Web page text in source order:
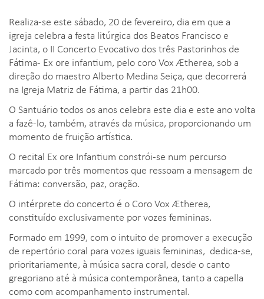
Realiza-se este sábado, 20 de fevereiro, dia em que a
igreja celebra a festa litúrgica dos Beatos Francisco e
Jacinta, o II Concerto Evocativo dos três Pastorinhos de
Fátima- Ex ore infantium, pelo coro Vox Ætherea, sob a
direção do maestro Alberto Medina Seiça, que decorrerá
na Igreja Matriz de Fátima, a partir das 21h00.
O Santuário todos os anos celebra este dia e este ano volta
a fazê-lo, também, através da música, proporcionando um
momento de fruição artística.
O recital Ex ore Infantium constrói-se num percurso
marcado por três momentos que ressoam a mensagem de
Fátima: conversão, paz, oração.
O intérprete do concerto é o Coro Vox Ætherea,
constituído exclusivamente por vozes femininas.
Formado em 1999, com o intuito de promover a execução
de repertório coral para vozes iguais femininas, dedica-se,
prioritariamente, à música sacra coral, desde o canto
gregoriano até à música contemporânea, tanto a capella
como com acompanhamento instrumental.